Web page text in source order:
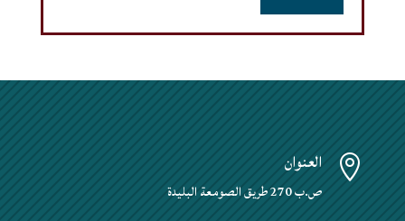
 العنوان
ص.ب 270 طريق الصومعة البليدة